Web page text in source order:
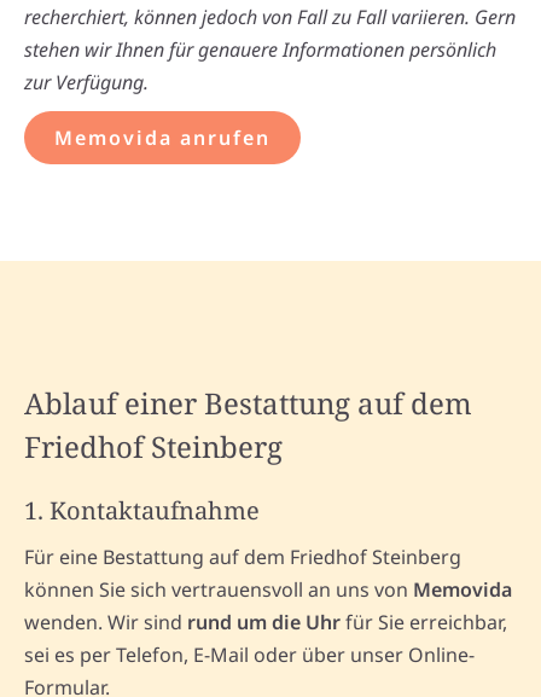
recherchiert, können jedoch von Fall zu Fall variieren. Gern
stehen wir Ihnen für genauere Informationen persönlich
zur Verfügung.
Memovida anrufen
Ablauf einer Bestattung auf dem
Friedhof Steinberg
1. Kontaktaufnahme
Für eine Bestattung auf dem Friedhof Steinberg
können Sie sich vertrauensvoll an uns von Memovida
wenden. Wir sind rund um die Uhrfür Sie erreichbar,
sei es per Telefon, E-Mail oder über unser Online-
Formular.